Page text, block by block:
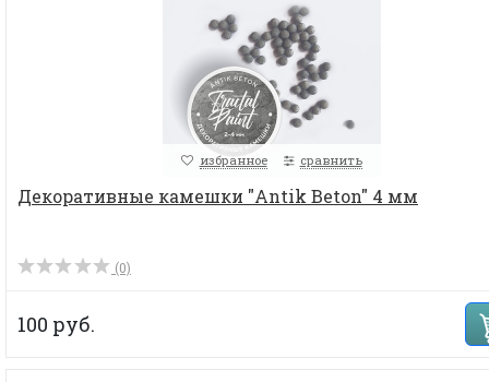
избранное сравнить
Декоративные камешки "Antik Beton" 4 мм
(0)
100 руб.